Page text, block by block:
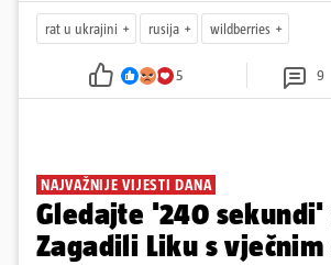
rat u ukrajini rusija wildberries
5 9
NAJVAŽNIJE VIJESTI DANA
Gledajte '240 sekundi'
Zagadili Liku s